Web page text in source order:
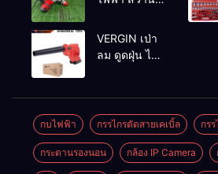
MAKTEC รุ่น MT2926A
VERGIN เป่า
ลม ดูดฝุ่น ไร้
กบไฟฟ้า กรรไกรตัดสายเคเบิ้ล กร
กระดานรองนอน กล้อง IP Camera